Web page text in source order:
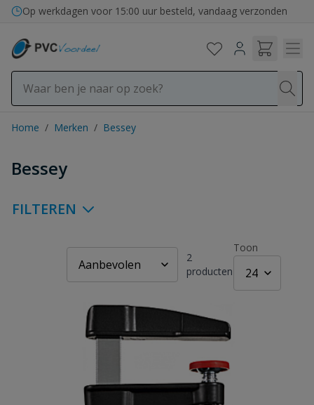
Ga naar de inhoud
Op werkdagen voor 15:00 uur besteld, vandaag verzonden
Home / Merken / Bessey
Bessey
FILTEREN
2
producten
Toon